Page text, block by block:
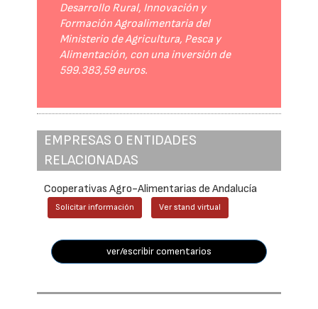
Desarrollo Rural, Innovación y
Formación Agroalimentaria del
Ministerio de Agricultura, Pesca y
Alimentación, con una inversión de
599.383,59 euros.
EMPRESAS O ENTIDADES
RELACIONADAS
Cooperativas Agro-Alimentarias de Andalucía
Solicitar información Ver stand virtual
ver/escribir comentarios